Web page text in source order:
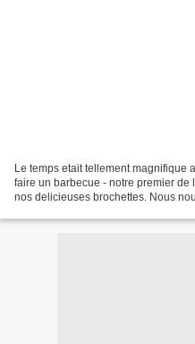
Le temps etait tellement magnifique
faire un barbecue - notre premier de
nos delicieuses brochettes. Nous